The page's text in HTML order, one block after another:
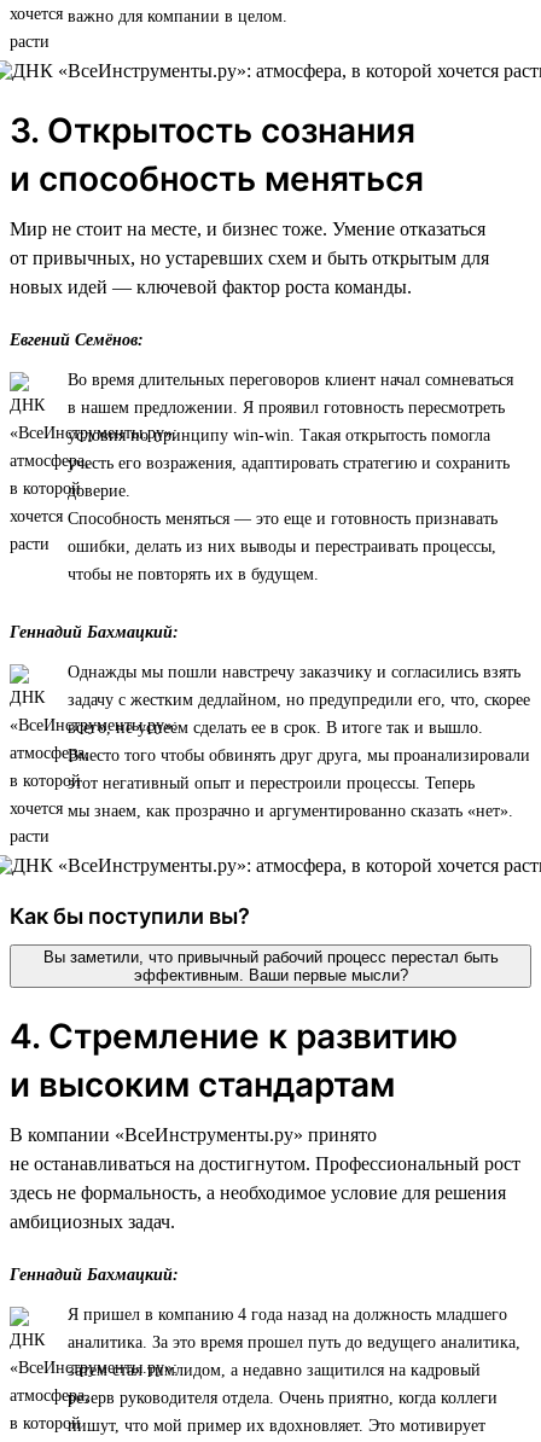
важно для компании в целом.
3. Открытость сознания
и способность меняться
Мир не стоит на месте, и бизнес тоже. Умение отказаться
от привычных, но устаревших схем и быть открытым для
новых идей — ключевой фактор роста команды.
Евгений Семёнов:
Во время длительных переговоров клиент начал сомневаться
в нашем предложении. Я проявил готовность пересмотреть
условия по принципу win-win. Такая открытость помогла
учесть его возражения, адаптировать стратегию и сохранить
доверие.
Способность меняться — это еще и готовность признавать
ошибки, делать из них выводы и перестраивать процессы,
чтобы не повторять их в будущем.
Геннадий Бахмацкий:
Однажды мы пошли навстречу заказчику и согласились взять
задачу с жестким дедлайном, но предупредили его, что, скорее
всего, не успеем сделать ее в срок. В итоге так и вышло.
Вместо того чтобы обвинять друг друга, мы проанализировали
этот негативный опыт и перестроили процессы. Теперь
мы знаем, как прозрачно и аргументированно сказать «нет».
Как бы поступили вы?
Вы заметили, что привычный рабочий процесс перестал быть
эффективным. Ваши первые мысли?
4. Стремление к развитию
и высоким стандартам
В компании «ВсеИнструменты.ру» принято
не останавливаться на достигнутом. Профессиональный рост
здесь не формальность, а необходимое условие для решения
амбициозных задач.
Геннадий Бахмацкий:
Я пришел в компанию 4 года назад на должность младшего
аналитика. За это время прошел путь до ведущего аналитика,
затем стал тимлидом, а недавно защитился на кадровый
резерв руководителя отдела. Очень приятно, когда коллеги
пишут, что мой пример их вдохновляет. Это мотивирует